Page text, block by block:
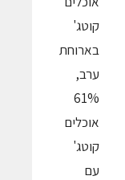
קוטג'
בארוחת
ערב,
61%
אוכלים
קוטג'
עם